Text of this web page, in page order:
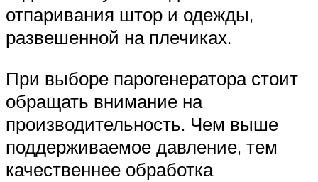
отпаривания штор и одежды,
развешенной на плечиках.
При выборе парогенератора стоит
обращать внимание на
производительность. Чем выше
поддерживаемое давление, тем
качественнее обработка